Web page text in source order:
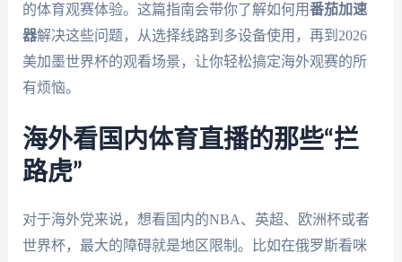
的体育观赛体验。这篇指南会带你了解如何用番茄加速
器解决这些问题，从选择线路到多设备使用，再到2026
美加墨世界杯的观看场景，让你轻松搞定海外观赛的所
有烦恼。
海外看国内体育直播的那些“拦
路虎”
对于海外党来说，想看国内的NBA、英超、欧洲杯或者
世界杯，最大的障碍就是地区限制。比如在俄罗斯看咪